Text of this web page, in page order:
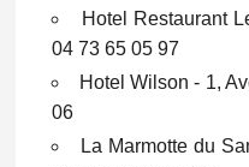
Hotel Restaurant
04 73 65 05 97
Hotel Wilson - 1,
06
La Marmotte du